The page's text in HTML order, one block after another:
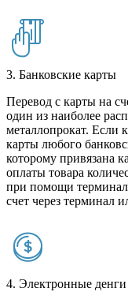
3. Банковские карты
Перевод с карты на
один из наиболее
металлопрокат. Если
карты любого
которому привязана
оплаты товара
при помощи
счет через терминал
4. Электронные денги